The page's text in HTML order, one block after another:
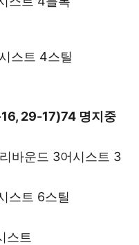
스트 4스틸
29-17)74 명지중
바운드 3어시스트 3
스트 6스틸
스트